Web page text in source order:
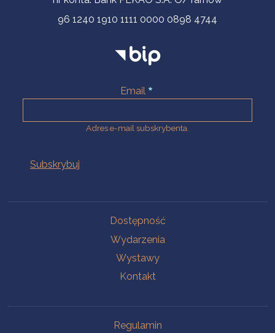
96 1240 1910 1111 0000 0898 4744
Email
Adres e-mail subskrybenta.
Dostępność
Wydarzenia
Wystawy
Kontakt
Regulamin